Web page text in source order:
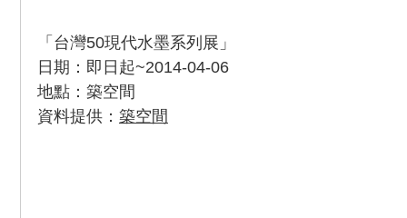
「台灣50現代水墨系列展」
日期：即日起~2014-04-06
地點：築空間
資料提供： 築空間